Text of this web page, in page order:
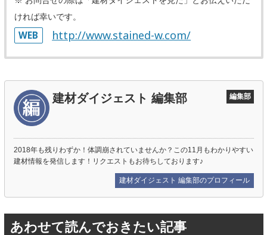
ければ幸いです。
WEB http://www.stained-w.com/
建材ダイジェスト 編集部 編集部
2018年も残りわずか！体調崩されていませんか？この11月もわかりやすい
建材情報を発信します！リクエストもお待ちしております♪
建材ダイジェスト 編集部のプロフィール
あわせて読んでおきたい記事